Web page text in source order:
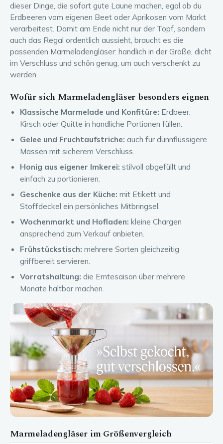
dieser Dinge, die sofort gute Laune machen, egal ob du
Erdbeeren vom eigenen Beet oder Aprikosen vom Markt
verarbeitest. Damit am Ende nicht nur der Topf, sondern
auch das Regal ordentlich aussieht, braucht es die
passenden Marmeladengläser: handlich in der Größe, dicht
im Verschluss und schön genug, um auch verschenkt zu
werden.
Wofür sich Marmeladengläser besonders eignen
Klassische Marmelade und Konfitüre: Erdbeer,
Kirsch oder Quitte in handliche Portionen füllen.
Gelee und Fruchtaufstriche: auch für dünnflüssigere
Massen mit sicherem Verschluss.
Honig aus eigener Imkerei: stilvoll abgefüllt und
einfach zu portionieren.
Geschenke aus der Küche: mit Etikett und
Stoffdeckel ein persönliches Mitbringsel.
Wochenmarkt und Hofladen: kleine Chargen
ansprechend zum Verkauf anbieten.
Frühstückstisch: mehrere Sorten gleichzeitig
griffbereit servieren.
Vorratshaltung: die Erntesaison über mehrere
Monate haltbar machen.
Marmeladengläser im Größenvergleich